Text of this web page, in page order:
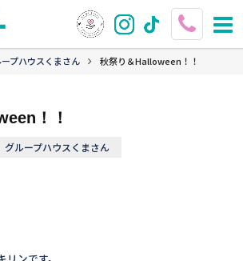
プハウスくまさん 秋祭り＆Halloween！！
！！
グループハウスくまさん